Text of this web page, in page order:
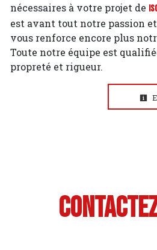
nécessaires à votre projet de
est avant tout notre passion
vous renforce encore plus
Toute notre équipe est
propreté et rigueur.